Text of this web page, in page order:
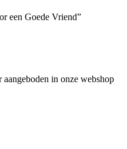
een Goede Vriend”
in onze webshop